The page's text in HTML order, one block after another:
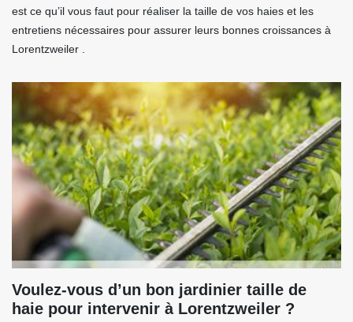
est ce qu’il vous faut pour réaliser la taille de vos haies et les
entretiens nécessaires pour assurer leurs bonnes croissances à
Lorentzweiler .
Voulez-vous d’un bon jardinier taille de
haie pour intervenir à Lorentzweiler ?